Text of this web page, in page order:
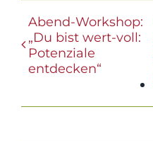
Abend-Workshop:
„Du bist wert-voll:
Potenziale
entdecken“